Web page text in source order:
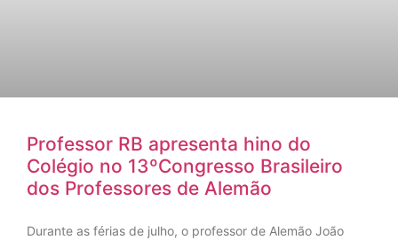
Professor RB apresenta hino do
Colégio no 13ºCongresso Brasileiro
dos Professores de Alemão
Durante as férias de julho, o professor de Alemão João